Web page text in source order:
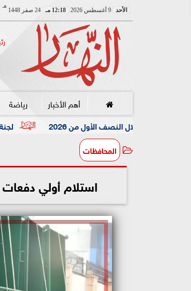
الأحد 9 أغسطس 2026 12:18 مـ 24 صفر 1448
هـ
أهم الأخبار رياضة
لجنة الشئون العربية
المحافظات
استلام أولي دفعات